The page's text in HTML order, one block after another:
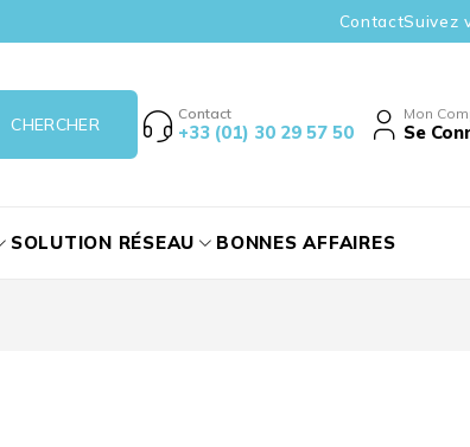
ContactSuivez
Contact
+33 (01) 30 29 57 50
Mon
Se
SOLUTION RÉSEAU BONNES AFFAIRES